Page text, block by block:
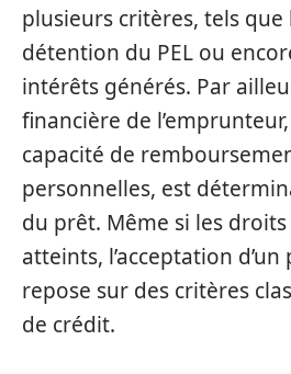
plusieurs critères, tels que
détention du PEL ou
intérêts générés. Par
financière de
capacité de
personnelles, est
du prêt. Même si les
atteints, l’acceptation
repose sur des critères
de crédit.